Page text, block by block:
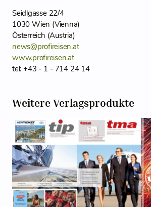
Seidlgasse 22/4
1030 Wien (Vienna)
Österreich (Austria)
news@profireisen.at
www.profireisen.at
tel: +43 - 1 - 714 24 14
Weitere Verlagsprodukte